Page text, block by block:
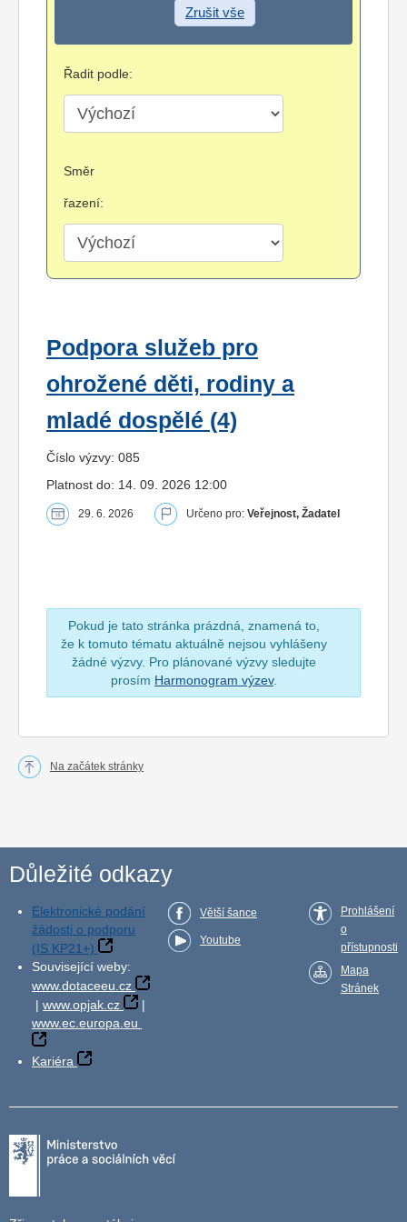
Zrušit vše
Řadit podle:
Směr
řazení:
Podpora služeb pro
ohrožené děti, rodiny a
mladé dospělé (4)
Číslo výzvy: 085
Platnost do: 14. 09. 2026 12:00
29. 6. 2026 Určeno pro: Veřejnost, Žadatel
Pokud je tato stránka prázdná, znamená to,
že k tomuto tématu aktuálně nejsou vyhlášeny
žádné výzvy. Pro plánované výzvy sledujte
prosím Harmonogram výzev.
Na začátek stránky
Důležité odkazy
Elektronické podání
žádosti o podporu
(IS KP21+)
Související weby:
www.dotaceeu.cz
| www.opjak.cz
|
www.ec.europa.eu
Kariéra
Větší šance
Youtube
Prohlášení
o
přístupnosti
Mapa
Stránek